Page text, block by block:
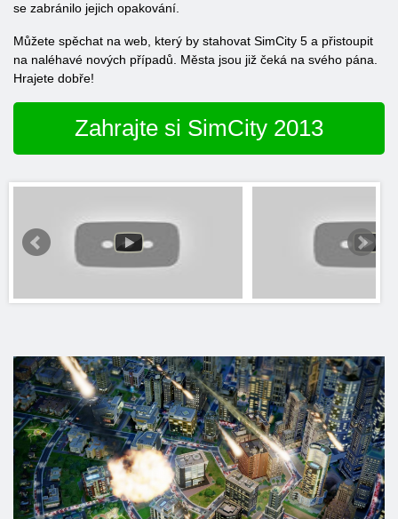
se zabránilo jejich opakování.
Můžete spěchat na web, který by stahovat SimCity 5 a přistoupit
na naléhavé nových případů. Města jsou již čeká na svého pána.
Hrajete dobře!
Zahrajte si SimCity 2013